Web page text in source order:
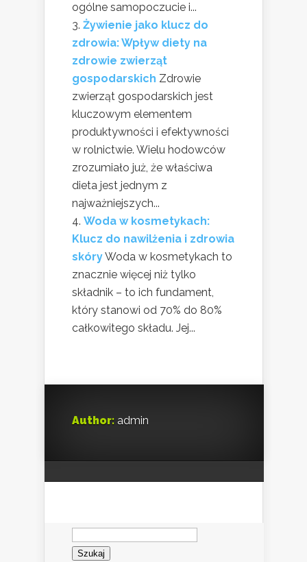
ogólne samopoczucie i...
Żywienie jako klucz do
zdrowia: Wpływ diety na
zdrowie zwierząt
gospodarskich Zdrowie
zwierząt gospodarskich jest
kluczowym elementem
produktywności i efektywności
w rolnictwie. Wielu hodowców
zrozumiało już, że właściwa
dieta jest jednym z
najważniejszych...
Woda w kosmetykach:
Klucz do nawilżenia i zdrowia
skóryWoda w kosmetykach to
znacznie więcej niż tylko
składnik – to ich fundament,
który stanowi od 70% do 80%
całkowitego składu. Jej...
Author: admin
Szukaj: